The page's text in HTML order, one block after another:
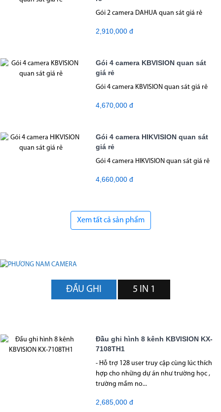
Gói 2 camera DAHUA quan sát giá rẻ
2,910,000 đ
Gói 4 camera KBVISION quan sát
giá rẻ
Gói 4 camera KBVISION quan sát giá rẻ
4,670,000 đ
Gói 4 camera HIKVISION quan sát
giá rẻ
Gói 4 camera HIKVISION quan sát giá rẻ
4,660,000 đ
Xem tất cả sản phẩm
ĐẦU GHI 5 IN 1
Đầu ghi hình 8 kênh KBVISION KX-
7108TH1
- Hỗ trợ 128 user truy cập cùng lúc thích
hợp cho những dự án như trường học ,
trường mầm no...
2,685,000 đ